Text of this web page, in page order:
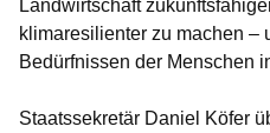
Landwirtschaft
klimaresilienter zu machen –
Bedürfnissen der Menschen
Staatssekretär Daniel Köfer